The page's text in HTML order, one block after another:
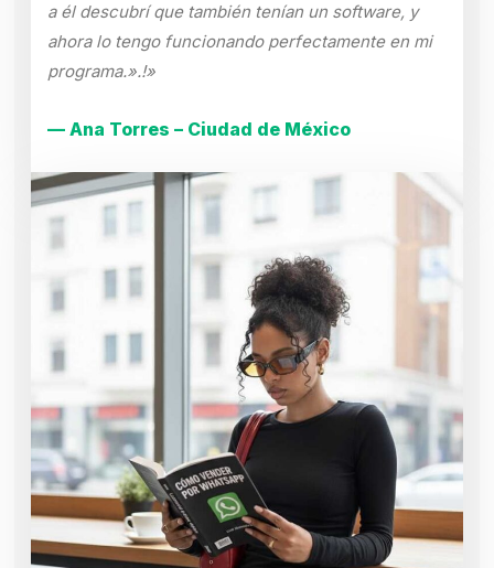
a él descubrí que también tenían un software, y
ahora lo tengo funcionando perfectamente en mi
programa.».!»
— Ana Torres – Ciudad de México